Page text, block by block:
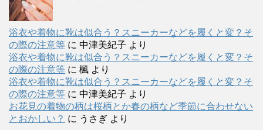
浴衣や着物に靴は似合う？スニーカーなどを履くと変？そ
の際の注意等 に 中津美紀子 より
浴衣や着物に靴は似合う？スニーカーなどを履くと変？そ
の際の注意等 に 楓 より
浴衣や着物に靴は似合う？スニーカーなどを履くと変？そ
の際の注意等 に 中津美紀子 より
お花見の着物の柄は桜柄とか春の柄など季節に合わせない
とおかしい？ に うさぎ より